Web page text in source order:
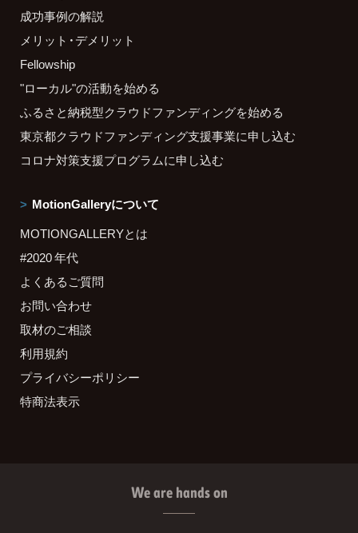
成功事例の解説
メリット・デメリット
Fellowship
"ローカル"の活動を始める
ふるさと納税型クラウドファンディングを始める
東京都クラウドファンディング支援事業に申し込む
コロナ対策支援プログラムに申し込む
MotionGalleryについて
MOTIONGALLERYとは
#2020 年代
よくあるご質問
お問い合わせ
取材のご相談
利用規約
プライバシーポリシー
特商法表示
We are hands on